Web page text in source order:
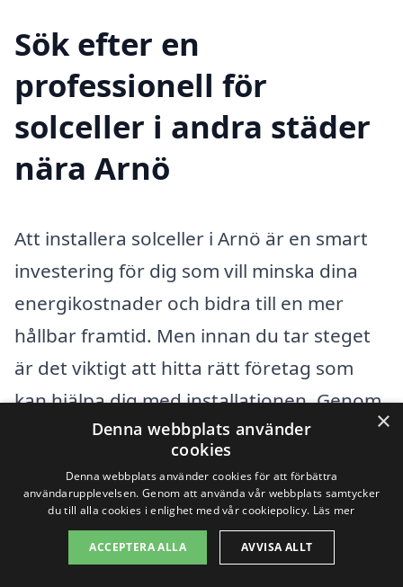
Sök efter en
professionell för
solceller i andra städer
nära Arnö
Att installera solceller i Arnö är en smart
investering för dig som vill minska dina
energikostnader och bidra till en mer
hållbar framtid. Men innan du tar steget
är det viktigt att hitta rätt företag som
kan hjälpa dig med installationen. Genom
vår plattform, solceller-kostnad.se, kan du
professionella aktörer i ditt närområde.
Förutom Arnö finns det även flera andra
städer där du kan leta efter
×
Denna webbplats använder
cookies
Denna webbplats använder cookies för att förbättra
användarupplevelsen. Genom att använda vår webbplats samtycker
du till alla cookies i enlighet med vår cookiepolicy. Läs mer
ACCEPTERA ALLA AVVISA ALLT